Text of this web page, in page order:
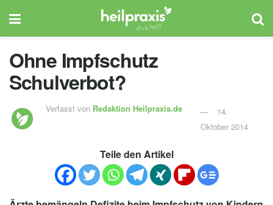
Ohne Impfschutz
Schulverbot?
Verfasst von Redaktion Heilpraxis.de
14.
Oktober 2014
Teile den Artikel